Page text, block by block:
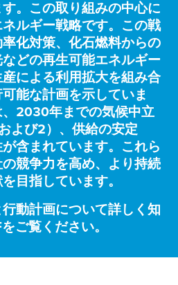
。この取り組みの中心に
ルギー戦略です。この戦
化対策、化石燃料からの
どの再生可能エネルギー
による利用拡大を組み合
能な計画を示していま
2030年までの気候中立
よび2）、供給の安定
含まれています。これら
競争力を高め、より持続
目指しています。
動計画について詳しく知
ご覧ください。